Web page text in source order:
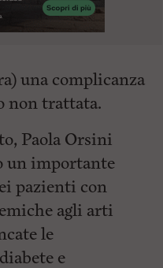
una complicanza
non trattata.
Paola Orsini
un importante
pazienti con
agli arti
le
e